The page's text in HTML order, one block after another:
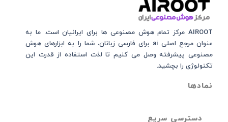
دسترسی سریع
AIROOT مرکز تمام هوش مصنوعی‌‌‌ ها برای ایرانیان است. ما به
عنوان مرجع اصلی ai برای فارسی زبانان، شما را به ابزارهای هوش
مصنوعی پیشرفته وصل می کنیم تا لذت استفاده از قدرت این
تکنولوژی را بچشید.
نمادها